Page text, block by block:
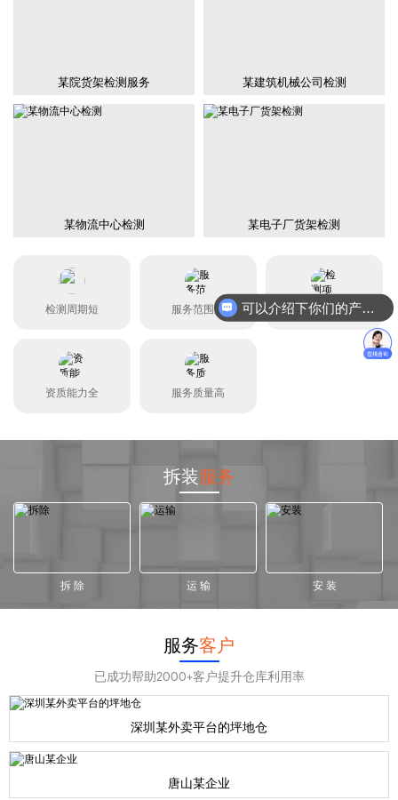
某院货架检测服务 某建筑机械公司检测
某物流中心检测 某电子厂货架检测
检测周期短 服务范围广 检测项目全
资质能力全 服务质量高
拆装服务
拆 除 运 输 安 装
服务客户
已成功帮助2000+客户提升仓库利用率
深圳某外卖平台的坪地仓
唐山某企业
可以介绍下你们的产品么？